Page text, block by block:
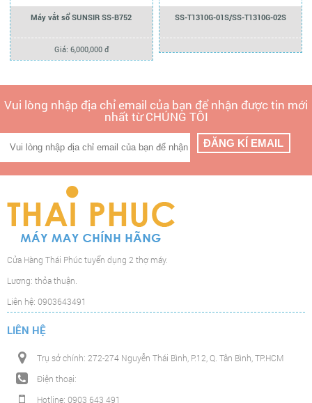
Máy vắt sổ SUNSIR SS-B752
Giá: 6,000,000 đ
SS-T1310G-01S/SS-T1310G-02S
Vui lòng nhập địa chỉ email của bạn để nhận được tin mới
nhất từ CHÚNG TÔI
Cửa Hàng Thái Phúc tuyển dụng 2 thợ máy.
Lương: thỏa thuận.
Liên hệ: 0903643491
LIÊN HỆ
Trụ sở chính: 272-274 Nguyễn Thái Bình, P.12, Q. Tân Bình, TP.HCM
Điện thoại:
Hotline: 0903 643 491